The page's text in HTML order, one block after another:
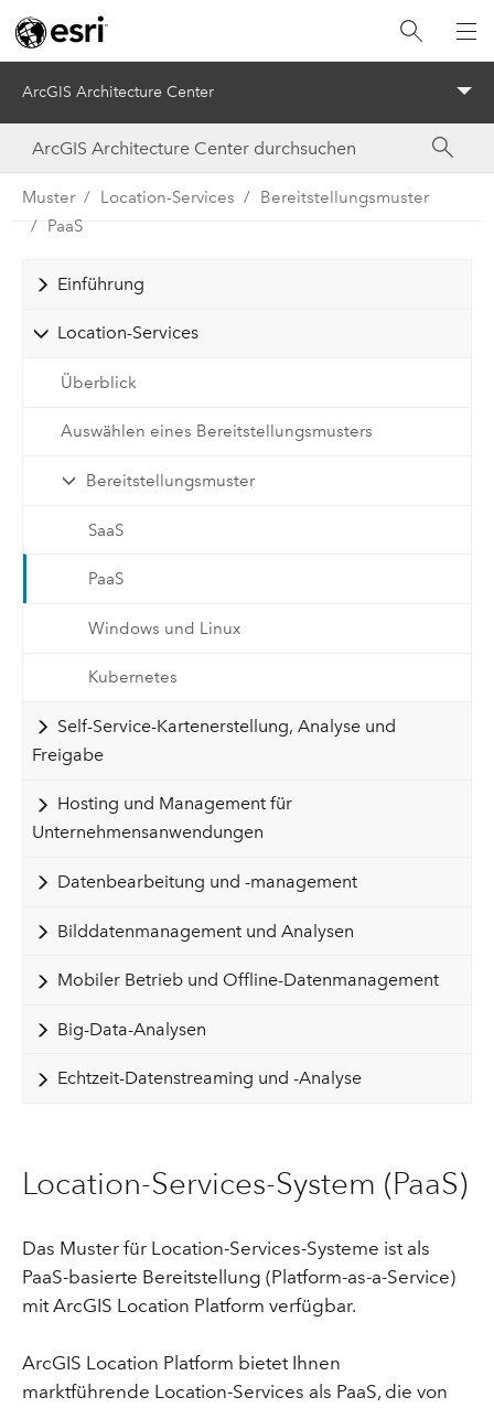
ArcGIS Architecture Center
Muster Location-Services
Bereitstellungsmuster
PaaS
Einführung
Location-Services
Überblick
Auswählen eines Bereitstellungsmusters
Bereitstellungsmuster
SaaS
PaaS
Windows und Linux
Kubernetes
Self-Service-Kartenerstellung, Analyse und
Freigabe
Hosting und Management für
Unternehmensanwendungen
Datenbearbeitung und -management
Bilddatenmanagement und Analysen
Mobiler Betrieb und Offline-Datenmanagement
Big-Data-Analysen
Echtzeit-Datenstreaming und -Analyse
Location-Services-System (PaaS)
Das Muster für Location-Services-Systeme ist als
PaaS-basierte Bereitstellung (Platform-as-a-Service)
mit ArcGIS Location Platform verfügbar.
ArcGIS Location Platform bietet Ihnen
marktführende Location-Services als PaaS, die von